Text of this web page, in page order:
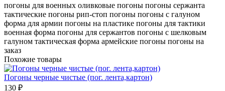
погоны для военных оливковые погоны погоны сержанта
тактические погоны рип-стоп погоны погоны с галуном
форма для армии погоны на пластике погоны для тактики
военная форма погоны для сержантов погоны с шелковым
галуном тактическая форма армейские погоны погоны на
заказ
Похожие товары
Погоны черные чистые (пог. лента,картон)
130 ₽